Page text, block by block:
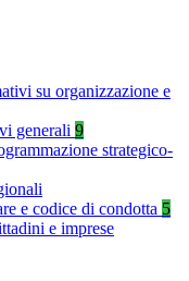
su organizzazione e
generali 9
strategico-
e codice di condotta 5
e imprese